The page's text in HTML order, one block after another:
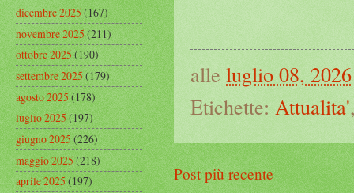
alle luglio 08, 2026
Etichette: Attualita'
Post più recente
dicembre 2025(167)
novembre 2025(211)
ottobre 2025(190)
settembre 2025(179)
agosto 2025(178)
luglio 2025(197)
giugno 2025(226)
maggio 2025(218)
aprile 2025(197)